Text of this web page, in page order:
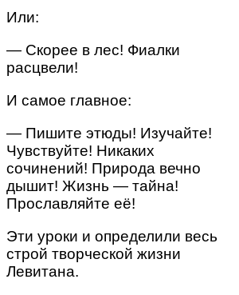
Или:
— Скорее в лес! Фиалки
расцвели!
И самое главное:
— Пишите этюды! Изучайте!
Чувствуйте! Никаких
сочинений! Природа вечно
дышит! Жизнь — тайна!
Прославляйте её!
Эти уроки и определили весь
строй творческой жизни
Левитана.